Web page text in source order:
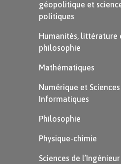
J’enlève 2 pour
chiffre rond :
$2^{ème}$ étape : on
maintenant ce qui
géopolitique et
politiques
Humanités, littérature
philosophie
Mathématiques
Numérique et Sciences
Informatiques
Philosophie
Physique-chimie
Sciences de l’Ingénieur